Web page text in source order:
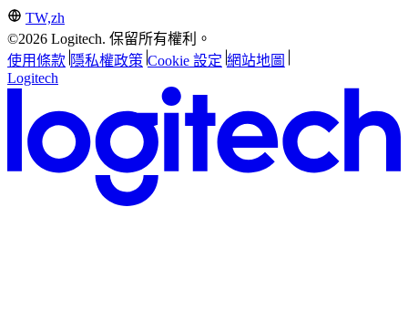
TW,zh
©2026 Logitech. 保留所有權利。
使用條款 隱私權政策 Cookie 設定 網站地圖
Logitech